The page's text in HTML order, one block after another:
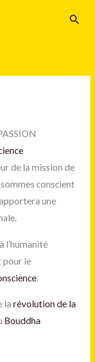
de la mission de
conscient
une
l’humanité
le
.
larévolution de la
Bouddha